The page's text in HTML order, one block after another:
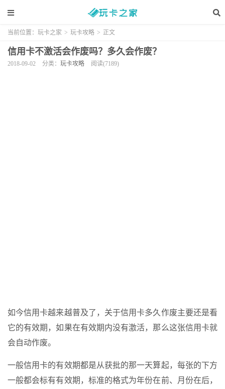
当前位置： 玩卡之家 > 玩卡攻略 > 正文
信用卡不激活会作废吗？多久会作废？
2018-09-02 分类： 玩卡攻略 阅读(7189)
如今信用卡越来越普及了，关于信用卡多久作废主要还是看
它的有效期，如果在有效期内没有激活，那么这张信用卡就
会自动作废。
一般信用卡的有效期都是从获批的那一天算起，每张的下方
一般都会标有有效期，标准的格式为年份在前、月份在后，